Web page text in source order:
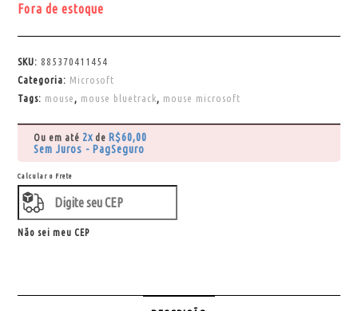
Fora de estoque
SKU: 885370411454
Categoria: Microsoft
Tags: mouse , mouse bluetrack, mouse microsoft
Ou em até 2x de R$60,00
Sem Juros - PagSeguro
Calcular o Frete
Não sei meu CEP